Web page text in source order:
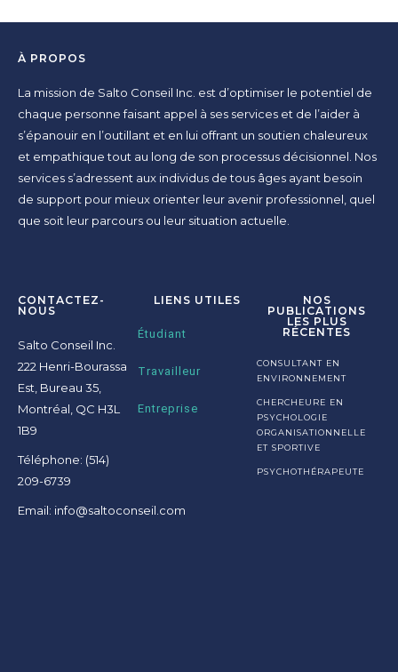
À PROPOS
La mission de Salto Conseil Inc. est d’optimiser le potentiel de
chaque personne faisant appel à ses services et de l’aider à
s’épanouir en l’outillant et en lui offrant un soutien chaleureux
et empathique tout au long de son processus décisionnel. Nos
services s’adressent aux individus de tous âges ayant besoin
de support pour mieux orienter leur avenir professionnel, quel
que soit leur parcours ou leur situation actuelle.
CONTACTEZ-
NOUS
Salto Conseil Inc.
222 Henri-Bourassa
Est, Bureau 35,
Montréal, QC H3L
1B9
Téléphone: (514)
209-6739
Email: info@saltoconseil.com
LIENS UTILES
Étudiant
Travailleur
Entreprise
NOS
PUBLICATIONS
LES PLUS
RÉCENTES
CONSULTANT EN
ENVIRONNEMENT
CHERCHEURE EN
PSYCHOLOGIE
ORGANISATIONNELLE
ET SPORTIVE
PSYCHOTHÉRAPEUTE